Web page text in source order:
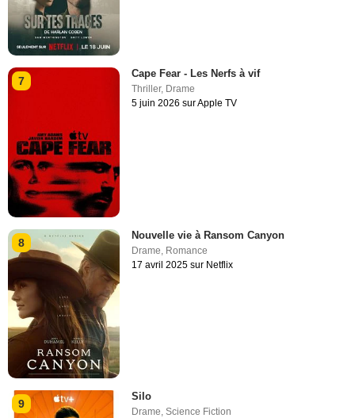
7
Cape Fear - Les Nerfs à vif
Thriller, Drame
5 juin 2026 sur Apple TV
8
Nouvelle vie à Ransom Canyon
Drame Romance
17 avril 2025 sur Netflix
9
Silo
Drame,Science Fiction